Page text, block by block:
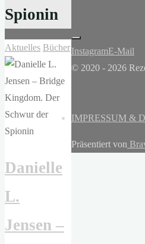
Spionin
Aktuelles Bücher
Danielle
L.
Jensen –
InstagramE-Mail
© 2020 - 2026
IMPRESSUM &
Präsentiert von